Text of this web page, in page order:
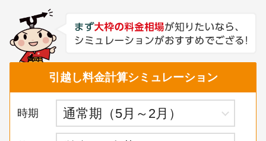
引越し料金計算シミュレーション
時期